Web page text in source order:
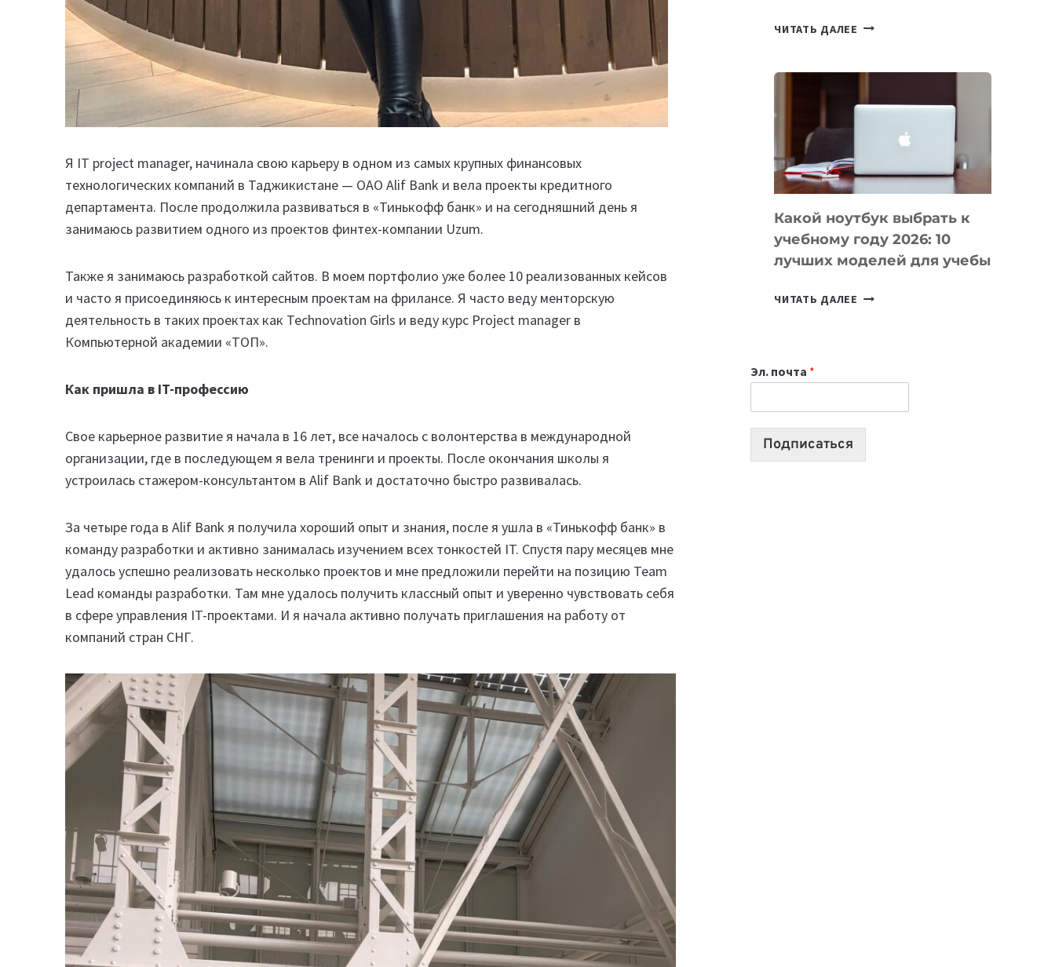
Я IT project manager, начинала свою карьеру в одном из самых крупных финансовых
технологических компаний в Таджикистане — ОАО Alif Bank и вела проекты кредитного
департамента. После продолжила развиваться в «Тинькофф банк» и на сегодняшний день я
занимаюсь развитием одного из проектов финтех-компании Uzum.
Также я занимаюсь разработкой сайтов. В моем портфолио уже более 10 реализованных кейсов
и часто я присоединяюсь к интересным проектам на фрилансе. Я часто веду менторскую
деятельность в таких проектах как Technovation Girls и веду курс Project manager в
Компьютерной академии «ТОП».
Как пришла в IT-профессию
Свое карьерное развитие я начала в 16 лет, все началось с волонтерства в международной
организации, где в последующем я вела тренинги и проекты. После окончания школы я
устроилась стажером-консультантом в Alif Bank и достаточно быстро развивалась.
За четыре года в Alif Bank я получила хороший опыт и знания, после я ушла в «Тинькофф банк» в
команду разработки и активно занималась изучением всех тонкостей IT. Спустя пару месяцев мне
удалось успешно реализовать несколько проектов и мне предложили перейти на позицию Team
Lead команды разработки. Там мне удалось получить классный опыт и уверенно чувствовать себя
в сфере управления IT-проектами. И я начала активно получать приглашения на работу от
компаний стран СНГ.
ЧИТАТЬ ДАЛЕЕ
КОТОРЫЕ
СОЗДАВАТЬ
БЕЗ
КОДА
Какой ноутбук выбрать к
учебному году 2026: 10
лучших моделей для учебы
ЧИТАТЬ ДАЛЕЕ КАКОЙ
2026:
10
Эл. почта *
Подписаться